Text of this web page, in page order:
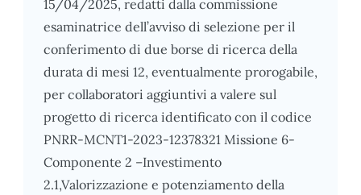
15/04/2025, redatti dalla commissione
esaminatrice dell’avviso di selezione per il
conferimento di due borse di ricerca della
durata di mesi 12, eventualmente prorogabile,
per collaboratori aggiuntivi a valere sul
progetto di ricerca identificato con il codice
PNRR-MCNT1-2023-12378321 Missione 6-
Componente 2 –Investimento
2.1,Valorizzazione e potenziamento della